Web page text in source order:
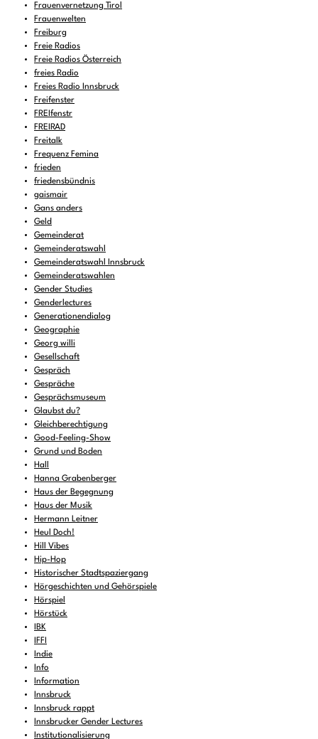
Frauenvernetzung Tirol
Frauenwelten
Freiburg
Freie Radios
Freie Radios Österreich
freies Radio
Freies Radio Innsbruck
Freifenster
FREIfenstr
FREIRAD
Freitalk
Frequenz Femina
frieden
friedensbündnis
gaismair
Gans anders
Geld
Gemeinderat
Gemeinderatswahl
Gemeinderatswahl Innsbruck
Gemeinderatswahlen
Gender Studies
Genderlectures
Generationendialog
Geographie
Georg willi
Gesellschaft
Gespräch
Gespräche
Gesprächsmuseum
Glaubst du?
Gleichberechtigung
Good-Feeling-Show
Grund und Boden
Hall
Hanna Grabenberger
Haus der Begegnung
Haus der Musik
Hermann Leitner
Heul Doch!
Hill Vibes
Hip-Hop
Historischer Stadtspaziergang
Hörgeschichten und Gehörspiele
Hörspiel
Hörstück
IBK
IFFI
Indie
Info
Information
Innsbruck
Innsbruck rappt
Innsbrucker Gender Lectures
Institutionalisierung